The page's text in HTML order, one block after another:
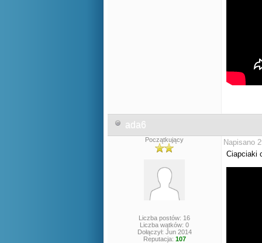
ada6
Początkujący
Liczba postów: 16
Liczba wątków: 0
Dołączył: Jun 2014
Reputacja: 107
Napisano
Ciapciaki